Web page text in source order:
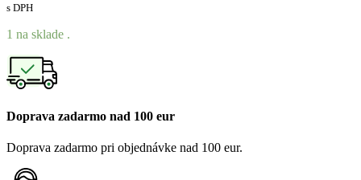
s DPH
1 na sklade .
Doprava zadarmo nad 100 eur
Doprava zadarmo pri objednávke nad 100 eur.